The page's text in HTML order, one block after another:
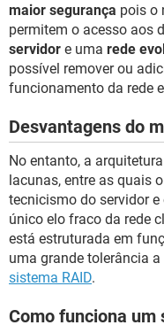
maior segurança pois o
permitem o acesso aos
servidor e uma rede
possível remover ou
funcionamento da rede
Desvantagens do
No entanto, a
lacunas, entre as quais o
tecnicismo do servidor e
único elo fraco da rede
está estruturada em
uma grande tolerância
sistema RAID.
Como funciona